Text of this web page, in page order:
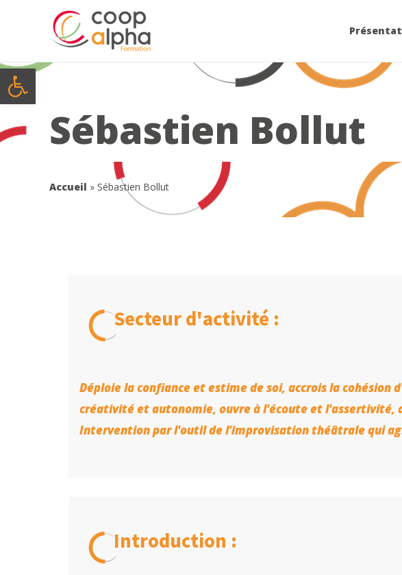
Ouvrir la barre d’outils
Sébastien Bollut
Accueil » Sébastien Bollut
Secteur d'activité :
Déploie la confiance et estime de soi, accrois la cohésion
créativité et autonomie, ouvre à l'écoute et l'assertivité,
Intervention par l'outil de l'improvisation théâtrale qui
Introduction :